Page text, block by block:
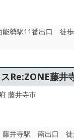
能勢駅11番出口 徒
Re:ZONE藤井
藤井寺市
井寺駅 南出口 徒